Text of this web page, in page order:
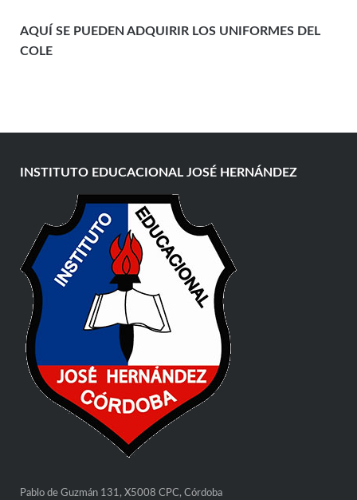
AQUÍ SE PUEDEN ADQUIRIR LOS UNIFORMES DEL
COLE
INSTITUTO EDUCACIONAL JOSÉ HERNÁNDEZ
Pablo de Guzmán 131, X5008 CPC, Córdoba